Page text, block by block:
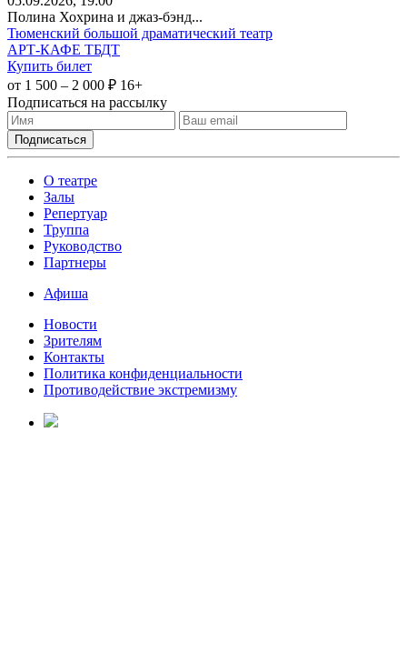
Полина Хохрина и джаз-бэнд...
Тюменский большой драматический театр
АРТ-КАФЕ ТБДТ
Купить билет
от 1 500 – 2 000 ₽ 16+
Подписаться на рассылку
О театре
Залы
Репертуар
Труппа
Руководство
Партнеры
Афиша
Новости
Зрителям
Контакты
Политика конфиденциальности
Противодействие экстремизму